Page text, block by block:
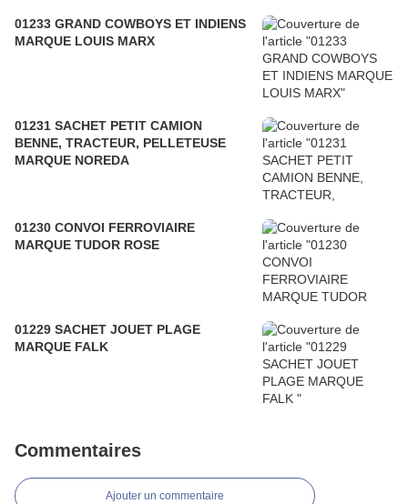
01233 GRAND COWBOYS ET INDIENS
MARQUE LOUIS MARX
01231 SACHET PETIT CAMION
BENNE, TRACTEUR, PELLETEUSE
MARQUE NOREDA
01230 CONVOI FERROVIAIRE
MARQUE TUDOR ROSE
01229 SACHET JOUET PLAGE
MARQUE FALK
Commentaires
Ajouter un commentaire